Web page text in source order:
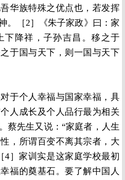
华族特殊之优点也，若发挥
。［2］《朱子家政》曰：家
下降祥，子孙吉昌。移之于
于国与天下，则一国与天下
于个人幸福与国家幸福，具
人成长及个人品行最为相关
蔡先生又说：“家庭者，人生
，所谓百变不离其宗者，大
4］家训实是这家庭学校最初
福的奠基石。要了解中国人